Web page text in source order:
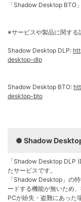
「Shadow Desktop BTO
※サービスや製品に関する
Shadow Desktop DLP:
desktop-dlp
Shadow Desktop BTO:
desktop-bto
Shadow
「Shadow Desktop DLP
たサービスです。
「Shadow Desktop」の
ードする機能が無いため
PCが紛失・盗難にあった